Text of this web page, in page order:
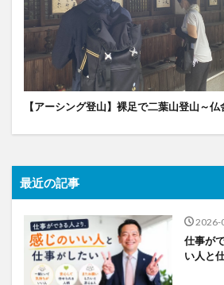
【アーシング登山】裸足で二葉山登山～仏
最近の記事
2026-
仕事が
い人と